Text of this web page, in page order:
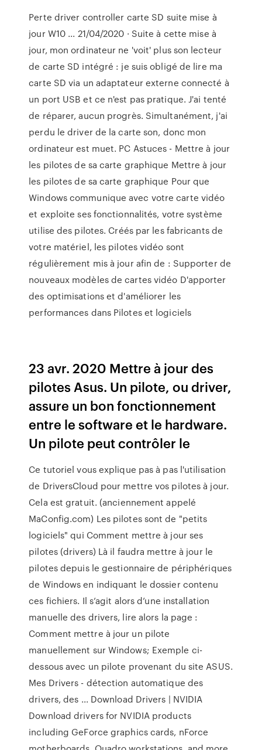
Perte driver controller carte SD suite mise à
jour W10 ... 21/04/2020 · Suite à cette mise à
jour, mon ordinateur ne 'voit' plus son lecteur
de carte SD intégré : je suis obligé de lire ma
carte SD via un adaptateur externe connecté à
un port USB et ce n'est pas pratique. J'ai tenté
de réparer, aucun progrès. Simultanément, j'ai
perdu le driver de la carte son, donc mon
ordinateur est muet. PC Astuces - Mettre à jour
les pilotes de sa carte graphique Mettre à jour
les pilotes de sa carte graphique Pour que
Windows communique avec votre carte vidéo
et exploite ses fonctionnalités, votre système
utilise des pilotes. Créés par les fabricants de
votre matériel, les pilotes vidéo sont
régulièrement mis à jour afin de : Supporter de
nouveaux modèles de cartes vidéo D'apporter
des optimisations et d'améliorer les
performances dans Pilotes et logiciels
23 avr. 2020 Mettre à jour des
pilotes Asus. Un pilote, ou driver,
assure un bon fonctionnement
entre le software et le hardware.
Un pilote peut contrôler le
Ce tutoriel vous explique pas à pas l'utilisation
de DriversCloud pour mettre vos pilotes à jour.
Cela est gratuit. (anciennement appelé
MaConfig.com) Les pilotes sont de "petits
logiciels" qui Comment mettre à jour ses
pilotes (drivers) Là il faudra mettre à jour le
pilotes depuis le gestionnaire de périphériques
de Windows en indiquant le dossier contenu
ces fichiers. Il s’agit alors d’une installation
manuelle des drivers, lire alors la page :
Comment mettre à jour un pilote
manuellement sur Windows; Exemple ci-
dessous avec un pilote provenant du site ASUS.
Mes Drivers - détection automatique des
drivers, des ... Download Drivers | NVIDIA
Download drivers for NVIDIA products
including GeForce graphics cards, nForce